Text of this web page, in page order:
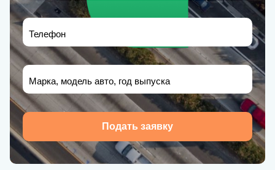
Телефон
Марка, модель авто, год выпуска
Подать заявку